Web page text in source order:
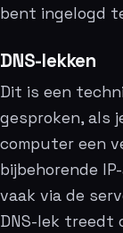
bent ingelogd
DNS-lekken
Dit is een
gesproken, als
computer een
bijbehorende
vaak via de
DNS-lek treedt